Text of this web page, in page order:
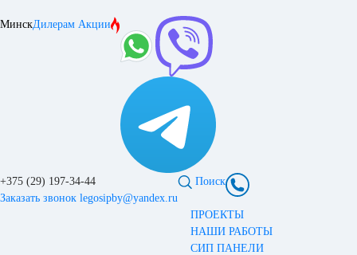
МинскДилерам Акции
+375 (29) 197-34-44
Заказать звонок legosipby@yandex.ru
Поиск
ПРОЕКТЫ
НАШИ РАБОТЫ
СИП ПАНЕЛИ